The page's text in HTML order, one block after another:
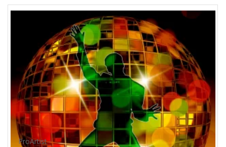
ProArtist